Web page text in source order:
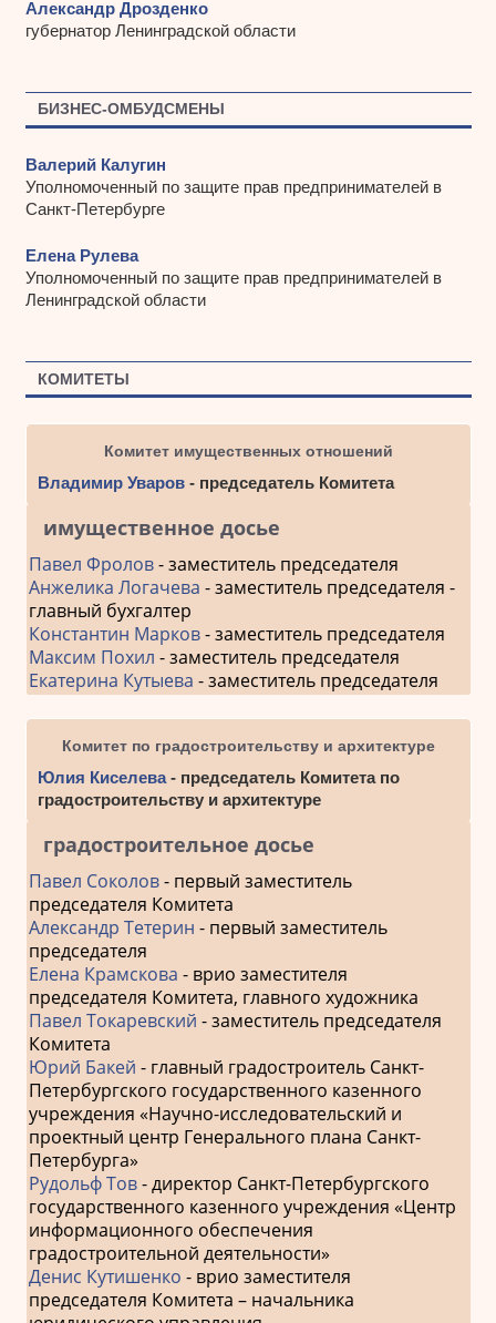
Александр Дрозденко
губернатор Ленинградской области
БИЗНЕС-ОМБУДСМЕНЫ
Валерий Калугин
Уполномоченный по защите прав предпринимателей в
Санкт-Петербурге
Елена Рулева
Уполномоченный по защите прав предпринимателей в
Ленинградской области
КОМИТЕТЫ
Комитет имущественных отношений
Владимир Уваров- председатель Комитета
имущественное досье
Павел Фролов- заместитель председателя
Анжелика Логачева - заместитель председателя -
главный бухгалтер
Константин Марков- заместитель председателя
Максим Похил - заместитель председателя
Екатерина Кутыева - заместитель председателя
Комитет по градостроительству и архитектуре
Юлия Киселева- председатель Комитета по
градостроительству и архитектуре
градостроительное досье
Павел Соколов- первый заместитель
председателя Комитета
Александр Тетерин - первый заместитель
председателя
Елена Крамскова - врио заместителя
председателя Комитета, главного художника
Павел Токаревский - заместитель председателя
Комитета
Юрий Бакей - главный градостроитель Санкт-
Петербургского государственного казенного
учреждения «Научно-исследовательский и
проектный центр Генерального плана Санкт-
Петербурга»
Рудольф Тов- директор Санкт-Петербургского
государственного казенного учреждения «Центр
информационного обеспечения
градостроительной деятельности»
Денис Кутишенко - врио заместителя
председателя Комитета – начальника